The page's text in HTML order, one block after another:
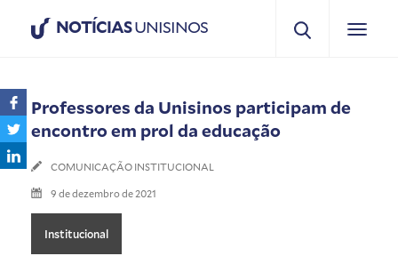
NOTÍCIASUNISINOS
Professores da Unisinos participam de
encontro em prol da educação
COMUNICAÇÃO INSTITUCIONAL
9 de dezembro de 2021
Institucional